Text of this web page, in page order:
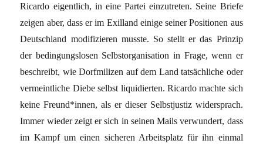
Ricardo eigentlich, in eine Partei einzutreten. Seine Briefe
zeigen aber, dass er im Exilland einige seiner Positionen aus
Deutschland modifizieren musste. So stellt er das Prinzip
der bedingungslosen Selbstorganisation in Frage, wenn er
beschreibt, wie Dorfmilizen auf dem Land tatsächliche oder
vermeintliche Diebe selbst liquidierten. Ricardo machte sich
keine Freund*innen, als er dieser Selbstjustiz widersprach.
Immer wieder zeigt er sich in seinen Mails verwundert, dass
im Kampf um einen sicheren Arbeitsplatz für ihn einmal